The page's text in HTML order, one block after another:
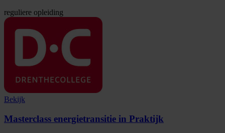
reguliere opleiding
Bekijk
Masterclass energietransitie in Praktijk